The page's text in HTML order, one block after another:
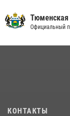
10 июля 2026, 11:46
Тюменская
Официальный
КОНТАКТЫ